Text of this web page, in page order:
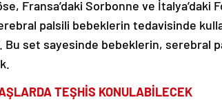
Fransa’daki Sorbonne ve
palsili bebeklerin tedavisinde
Bu set sayesinde bebeklerin, serebral
TEŞHİS KONULABİLECEK